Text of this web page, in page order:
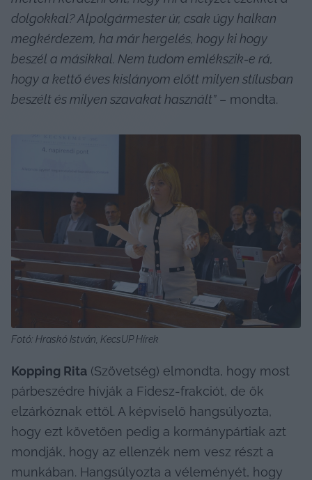
dolgokkal? Alpolgármester úr, csak úgy halkan
megkérdezem, ha már hergelés, hogy ki hogy
beszél a másikkal. Nem tudom emlékszik-e rá,
hogy a kettő éves kislányom előtt milyen stílusban
beszélt és milyen szavakat használt” – mondta.
Fotó: Hraskó István, KecsUP Hírek
Kopping Rita (Szövetség) elmondta, hogy most
párbeszédre hívják a Fidesz-frakciót, de ők
elzárkóznak ettől. A képviselő hangsúlyozta,
hogy ezt követően pedig a kormánypártiak azt
mondják, hogy az ellenzék nem vesz részt a
munkában. Hangsúlyozta a véleményét, hogy